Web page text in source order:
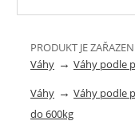
PRODUKT JE
Váhy → Váhy podle
Váhy → Váhy podle
do 600kg